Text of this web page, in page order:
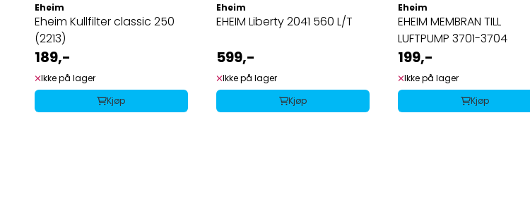
Eheim
Eheim Kullfilter classic 250
(2213)
189,-
Ikke på lager
Kjøp
Eheim
EHEIM Liberty 2041 560 L/T
599,-
Ikke på lager
Kjøp
Eheim
EHEIM MEMBRAN TILL
LUFTPUMP 3701-3704
199,-
Ikke på lager
Kjøp